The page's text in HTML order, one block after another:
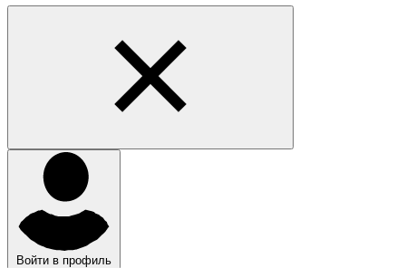
Войти в профиль